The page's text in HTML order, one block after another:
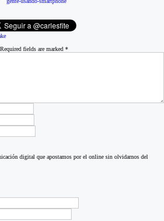
fields are marked *
digital que apostamos por el online sin olvidarnos del